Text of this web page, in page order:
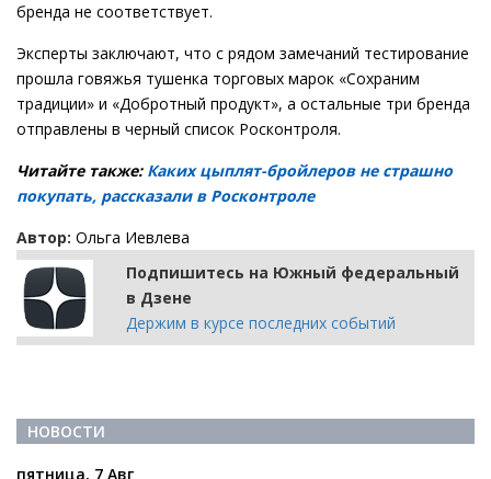
бренда не соответствует.
Эксперты заключают, что с рядом замечаний тестирование
прошла говяжья тушенка торговых марок «Сохраним
традиции» и «Добротный продукт», а остальные три бренда
отправлены в черный список Росконтроля.
Читайте также: Каких цыплят-бройлеров не страшно
покупать, рассказали в Росконтроле
Автор: Ольга Иевлева
Подпишитесь на Южный федеральный
в Дзене
Держим в курсе последних событий
НОВОСТИ
пятница, 7 Авг